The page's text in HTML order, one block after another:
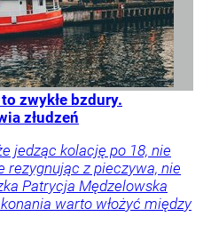
zwykłe bzdury.
złudzeń
jedząc kolację po 18, nie
rezygnując z pieczywa, nie
Patrycja Mędzelowska
warto włożyć między